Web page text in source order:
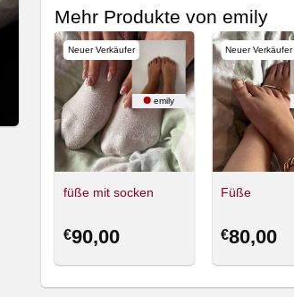
Mehr Produkte von emily
Neuer Verkäufer
emily
füße mit socken
€90,00
Neuer Verkäufer
Füße
€80,00